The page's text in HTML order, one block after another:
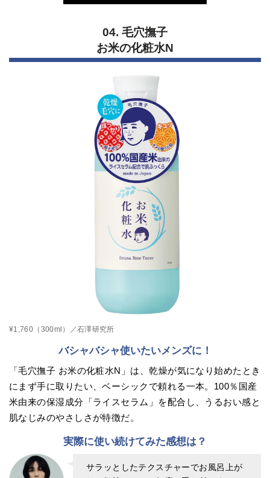
04. 毛穴撫子
お米の化粧水N
¥1,760（300ml）／石澤研究所
バシャバシャ使いたいメンズに！
「毛穴撫子 お米の化粧水N」は、乾燥が気になり始めたとき
にまず手に取りたい、ベーシックで頼れる一本。100％国産
米由来の保湿成分「ライスセラム」を配合し、うるおい感と
肌なじみのやさしさが特徴だ。
実際に使い続けてみた感想は？
サラッとしたテクスチャーでお風呂上が